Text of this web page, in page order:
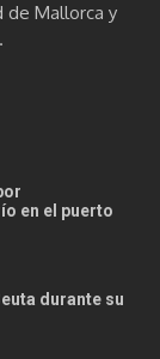
de Mallorca y
en el puerto
durante su